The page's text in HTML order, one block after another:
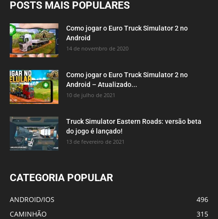
POSTS MAIS POPULARES
Como jogar o Euro Truck Simulator 2 no
Android
14 de novembro de 2020
Como jogar o Euro Truck Simulator 2 no
Android – Atualizado...
10 de julho de 2021
Truck Simulator Eastern Roads: versão beta
do jogo é lançado!
13 de fevereiro de 2021
CATEGORIA POPULAR
ANDROID/IOS
496
CAMINHÃO
315